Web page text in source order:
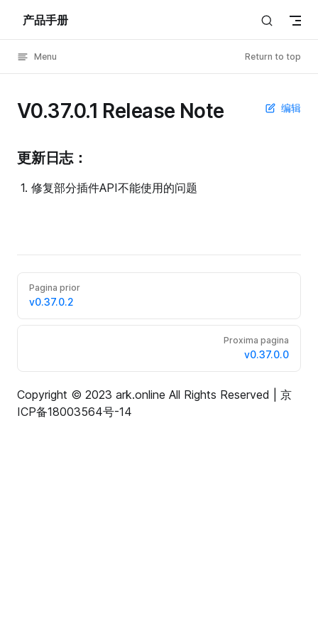
Skip to content
产品手册
Menu Return to top
编辑
V0.37.0.1 Release Note
更新日志：
修复部分插件API不能使用的问题
Pagina prior
v0.37.0.2
Proxima pagina
v0.37.0.0
Copyright © 2023 ark.online All Rights Reserved | 京
ICP备18003564号-14